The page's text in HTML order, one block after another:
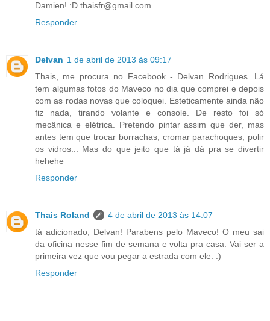
Damien! :D thaisfr@gmail.com
Responder
Delvan 1 de abril de 2013 às 09:17
Thais, me procura no Facebook - Delvan Rodrigues. Lá
tem algumas fotos do Maveco no dia que comprei e depois
com as rodas novas que coloquei. Esteticamente ainda não
fiz nada, tirando volante e console. De resto foi só
mecânica e elétrica. Pretendo pintar assim que der, mas
antes tem que trocar borrachas, cromar parachoques, polir
os vidros... Mas do que jeito que tá já dá pra se divertir
hehehe
Responder
Thais Roland
4 de abril de 2013 às 14:07
tá adicionado, Delvan! Parabens pelo Maveco! O meu sai
da oficina nesse fim de semana e volta pra casa. Vai ser a
primeira vez que vou pegar a estrada com ele. :)
Responder